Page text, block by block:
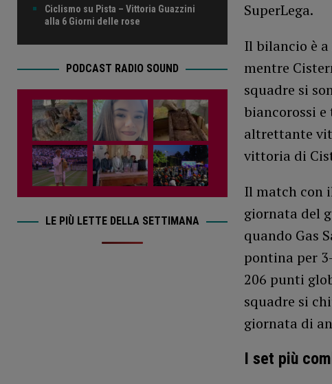
SuperLega.
Il bilancio è a
mentre
squadre si
biancorossi
altrettante
vittoria di
Il match con
giornata del
quando Gas
pontina per
206 punti
squadre si
giornata di
I set più
Ciclismo su Pista – Vittoria Guazzini
alla 6 Giorni delle rose
PODCAST RADIO SOUND
LE PIÙ LETTE DELLA SETTIMANA